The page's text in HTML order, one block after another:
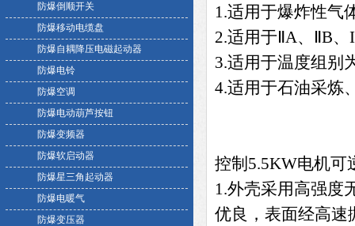
防爆倒顺开关
防爆移动电缆盘
防爆自耦降压电磁起动器
防爆电铃
防爆空调
防爆电动葫芦按钮
防爆变频器
防爆软启动器
防爆星三角起动器
防爆电暖气
防爆变压器
1.适用于爆炸性气
2.适用于ⅡA、ⅡB
3.适用于温度组别
4.适用于石油采炼
控制5.5KW电机可
1.外壳采用高强度
优良，表面经高速